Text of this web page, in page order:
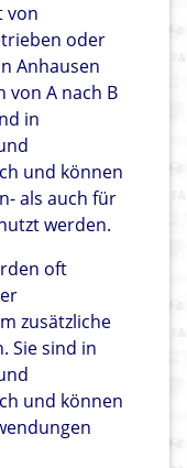
von
oder
Anhausen
von A nach B
in
und können
als auch für
werden.
oft
zusätzliche
Sie sind in
und können